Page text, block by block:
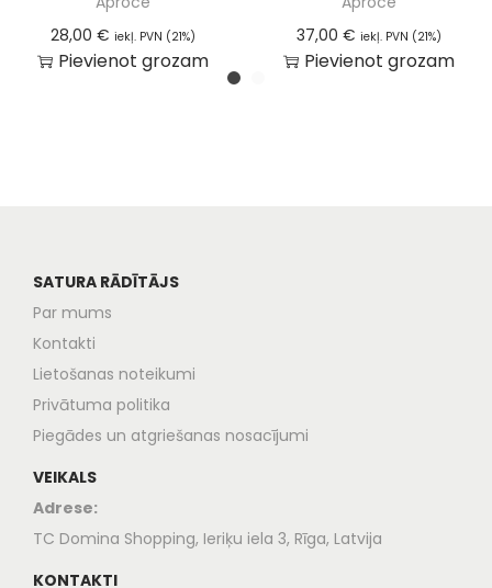
28,00 € iekļ. PVN (21%)
Pievienot grozam
37,00 € iekļ. PVN (21%)
Pievienot grozam
SATURA RĀDĪTĀJS
Par mums
Kontakti
Lietošanas noteikumi
Privātuma politika
Piegādes un atgriešanas nosacījumi
VEIKALS
Adrese:
TC Domina Shopping, Ieriķu iela 3, Rīga, Latvija
KONTAKTI